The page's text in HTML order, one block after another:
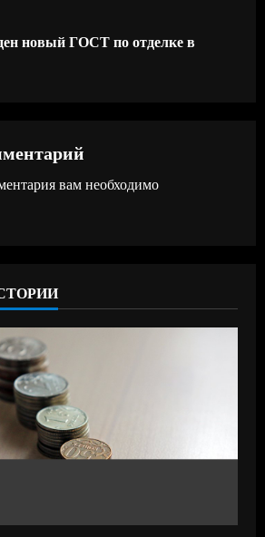
новый ГОСТ по отделке в
вам необходимо